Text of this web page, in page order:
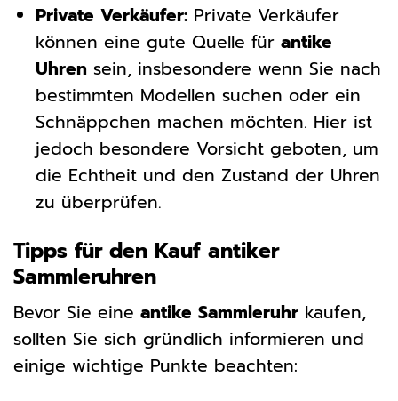
Private Verkäufer:Private Verkäufer
können eine gute Quelle für antike
Uhrensein, insbesondere wenn Sie nach
bestimmten Modellen suchen oder ein
Schnäppchen machen möchten. Hier ist
jedoch besondere Vorsicht geboten, um
die Echtheit und den Zustand der Uhren
zu überprüfen.
Tipps für den Kauf antiker
Sammleruhren
Bevor Sie eine antike Sammleruhr kaufen,
sollten Sie sich gründlich informieren und
einige wichtige Punkte beachten: